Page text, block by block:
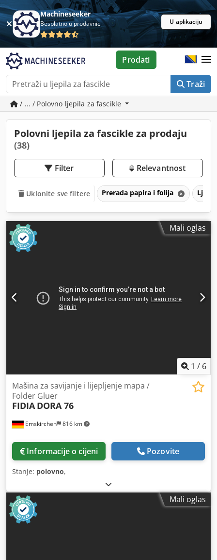
Machineseeker
Besplatno u prodavnici U aplikaciju
Traži
Prodati
/ ... / Polovno ljepila za fascikle
Polovni ljepila za fascikle za prodaju
(38)
Filter Relevantnost
Uklonite sve filtere Prerada papira i folija
Mali oglas
1 / 6
Emskirchen 816 km
Mašina za savijanje i lijepljenje mapa /
Folder Gluer
FIDIA DORA 76
Informacije o cijeni Pozovite
Stanje: polovno,
Mali oglas